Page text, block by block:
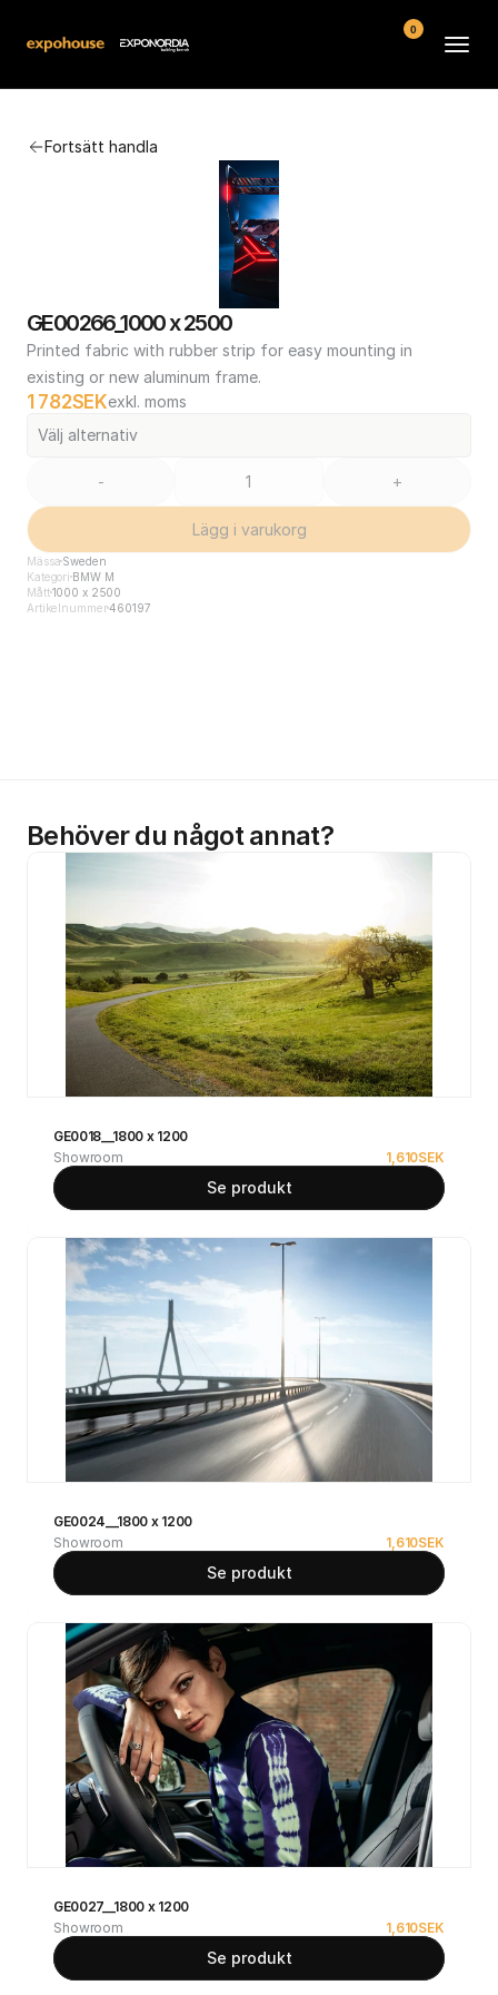
Fortsätt handla
GE00266_1000 x 2500
Printed fabric with rubber strip for easy mounting in
existing or new aluminum frame.
1 782SEKexkl. moms
Välj alternativ
- +
Lägg i varukorg
Mässa Sweden
Kategori BMW M
Mått1000 x 2500
Artikelnummer460197
Behöver du något annat?
GE0018__1800 x 1200
Showroom
1,610SEK
Se produkt
GE0024__1800 x 1200
Showroom
1,610SEK
Se produkt
GE0027__1800 x 1200
Showroom
1,610SEK
Se produkt
Kontakt
Köpvillkor
0